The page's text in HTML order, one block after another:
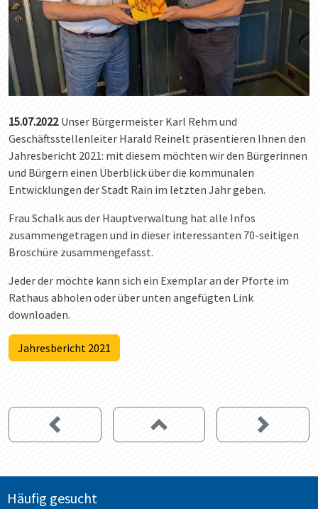
15.07.2022 Unser Bürgermeister Karl Rehm und
Geschäftsstellenleiter Harald Reinelt präsentieren Ihnen den
Jahresbericht 2021: mit diesem möchten wir den Bürgerinnen
und Bürgern einen Überblick über die kommunalen
Entwicklungen der Stadt Rain im letzten Jahr geben.
Frau Schalk aus der Hauptverwaltung hat alle Infos
zusammengetragen und in dieser interessanten 70-seitigen
Broschüre zusammengefasst.
Jeder der möchte kann sich ein Exemplar an der Pforte im
Rathaus abholen oder über unten angefügten Link
downloaden.
Jahresbericht 2021
Häufig gesucht